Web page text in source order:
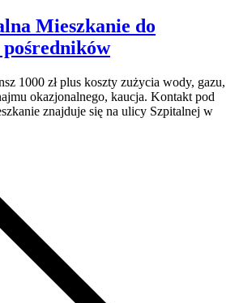
Mieszkanie do
pośredników
1000 zł plus koszty zużycia wody, gazu,
okazjonalnego, kaucja. Kontakt pod
znajduje się na ulicy Szpitalnej w